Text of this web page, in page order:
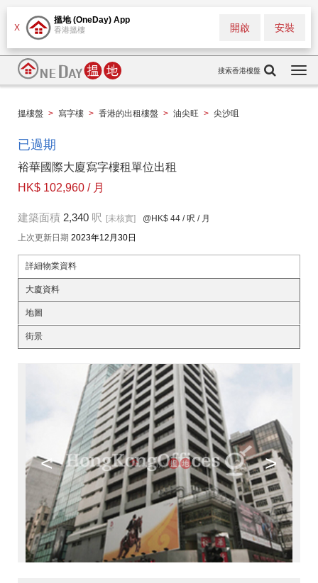
X
搵地 (OneDay) App
香港搵樓 安裝
開啟
搜索香港樓盤
搵樓盤 > 寫字樓 > 香港的出租樓盤 > 油尖旺 > 尖沙咀
已過期
裕華國際大廈寫字樓租單位出租
HK$ 102,960 / 月
建築面積 2,340 呎 [未核實] @HK$ 44 / 呎 / 月
上次更新日期 2023年12月30日
詳細物業資料
大廈資料
地圖
街景
< >